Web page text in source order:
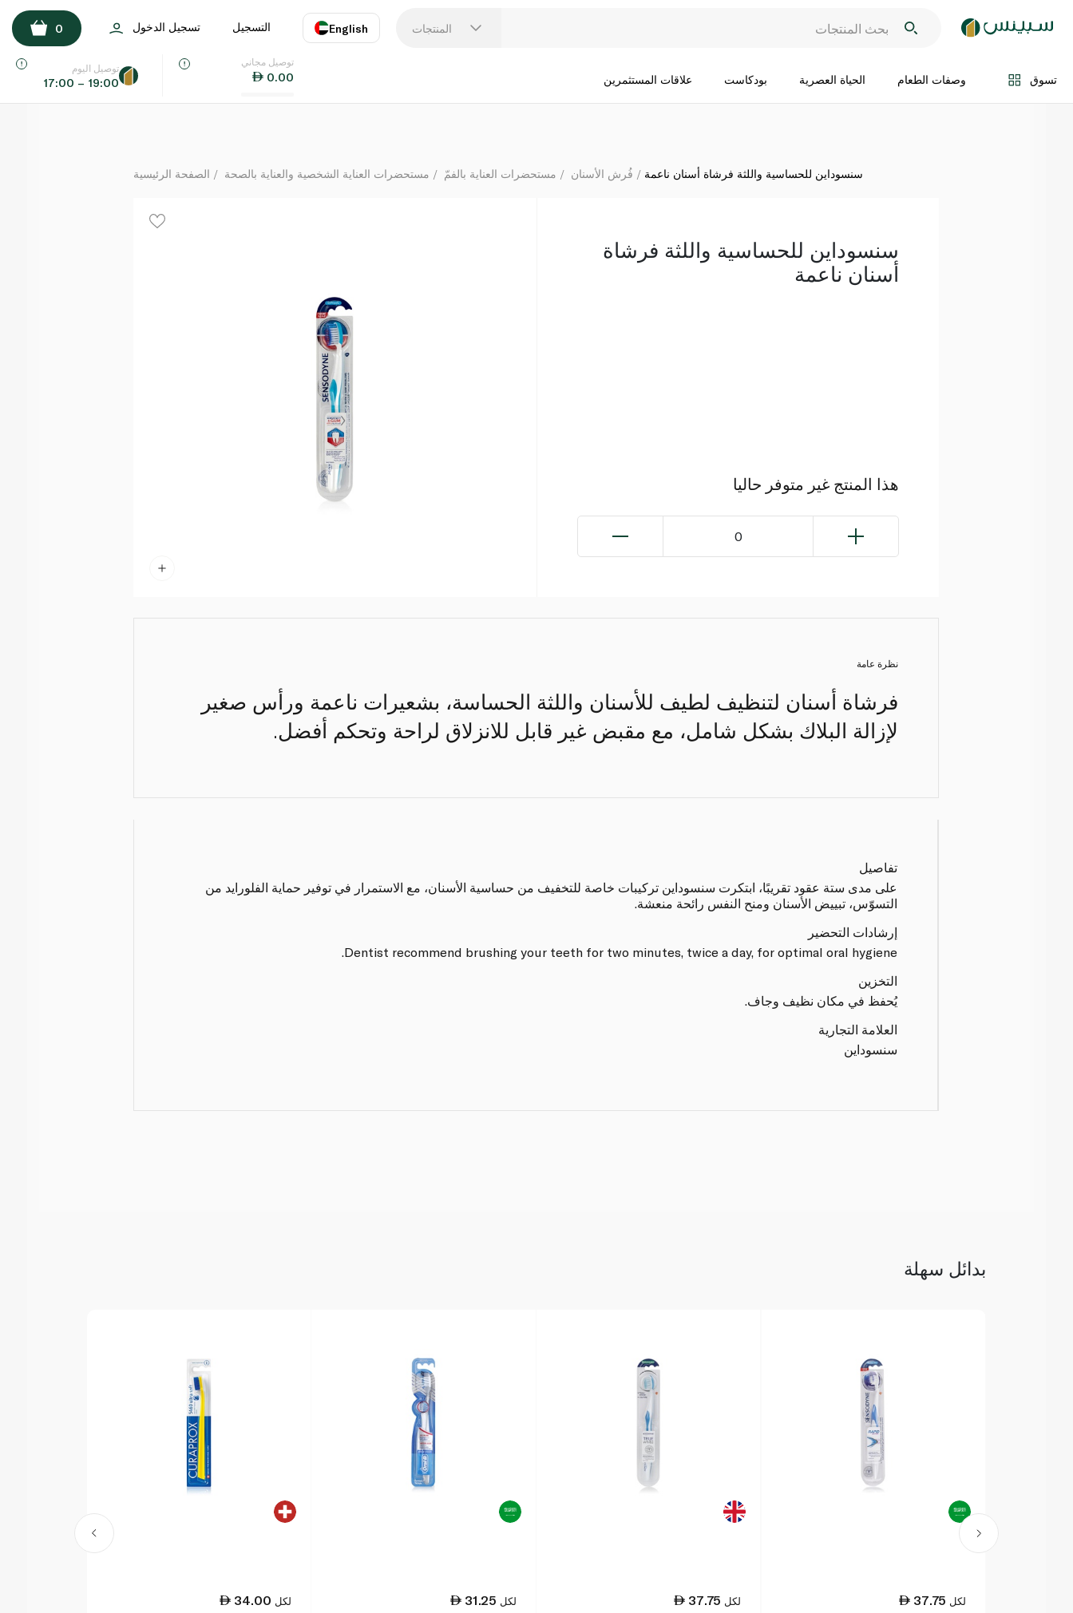
المنتجات English
اللغة
التسجيل تسجيل الدخول 0
تسوق وصفات الطعام الحياة العصرية بودكاست علاقات المستثمرين
توصيل مجاني
0.00
توصيل اليوم
17:00 – 19:00
اضف الى السلة
الصفحة الرئيسية مستحضرات العناية الشخصية والعناية بالصحة مستحضرات العناية بالفمّ فُرش الأسنان سنسوداين للحساسية واللثة فرشاة أسنان ناعمة
سنسوداين للحساسية واللثة فرشاة
أسنان ناعمة
هذا المنتج غير متوفر حاليا
0
نظرة عامة
فرشاة أسنان لتنظيف لطيف للأسنان واللثة الحساسة، بشعيرات ناعمة ورأس صغير
لإزالة البلاك بشكل شامل، مع مقبض غير قابل للانزلاق لراحة وتحكم أفضل.
تفاصيل
على مدى ستة عقود تقريبًا، ابتكرت سنسوداين تركيبات خاصة للتخفيف من حساسية الأسنان، مع الاستمرار في توفير حماية الفلورايد من
التسوّس، تبييض الأسنان ومنح النفس رائحة منعشة.
إرشادات التحضير
Dentist recommend brushing your teeth for two minutes, twice a day, for optimal oral hygiene.
التخزين
يُحفظ في مكان نظيف وجاف.
العلامة التجارية
سنسوداين
بدائل سهلة
37.75 لكل
37.75 لكل
31.25 لكل
34.00 لكل